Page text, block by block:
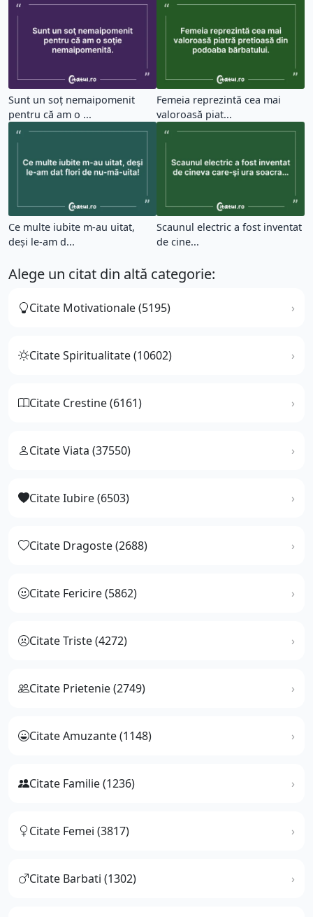
Sunt un soţ nemaipomenit
pentru că am o ...
Femeia reprezintă cea mai
valoroasă piat...
Ce multe iubite m-au uitat,
deşi le-am d...
Scaunul electric a fost inventat
de cine...
Alege un citat din altă categorie:
Citate Motivationale (5195)
Citate Spiritualitate (10602)
Citate Crestine (6161)
Citate Viata (37550)
Citate Iubire (6503)
Citate Dragoste (2688)
Citate Fericire (5862)
Citate Triste (4272)
Citate Prietenie (2749)
Citate Amuzante (1148)
Citate Familie (1236)
Citate Femei (3817)
Citate Barbati (1302)